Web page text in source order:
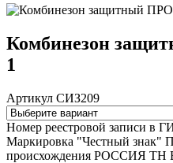
Комбинезон
1
Артикул СИЗ209
Номер реестровой записи в
Маркировка "Честный знак"
происхождения РОССИЯ ТН